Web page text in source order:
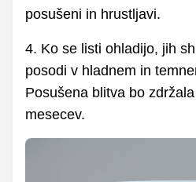
posušeni in hrustljavi.
4. Ko se listi ohladijo, jih
posodi v hladnem in
Posušena blitva bo
mesecev.